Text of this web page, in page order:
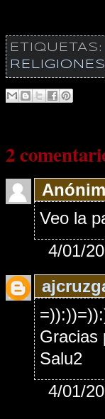
ETIQUETAS:
RELIGIONES
2
Veo la
4/01/
Gracias
Salu2
4/01/